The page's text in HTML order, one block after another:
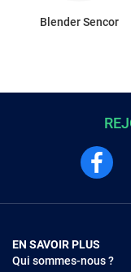
Blender Sencor
EN SAVOIR PLUS
Qui sommes-nous ?